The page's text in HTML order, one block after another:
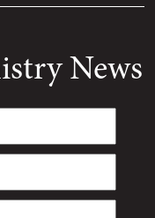
News